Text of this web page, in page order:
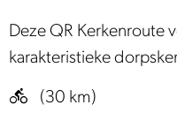
l
d
r
K
e
k
Deze QR Kerkenroute
karakteristieke
(30 km)